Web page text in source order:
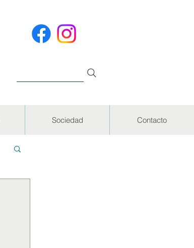
Sociedad Contacto